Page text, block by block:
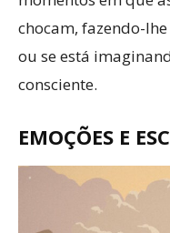
chocam, fazendo-
ou se está
consciente.
EMOÇÕES E